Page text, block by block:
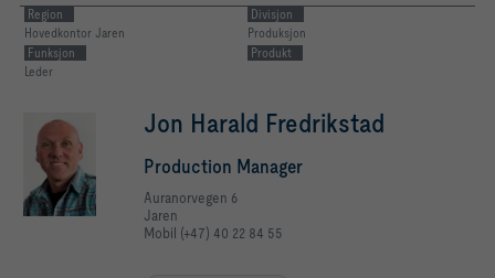
Region
Hovedkontor Jaren
Divisjon
Produksjon
Funksjon
Leder
Produkt
Jon Harald Fredrikstad
Production Manager
Auranorvegen 6
Jaren
Mobil (+47) 40 22 84 55